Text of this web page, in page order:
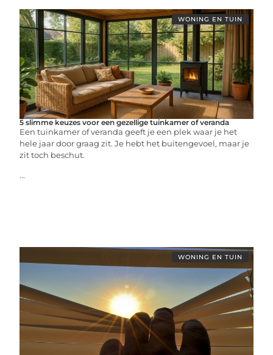
WONING EN TUIN
5 slimme keuzes voor een gezellige tuinkamer of veranda
Een tuinkamer of veranda geeft je een plek waar je het
hele jaar door graag zit. Je hebt het buitengevoel, maar je
zit toch beschut.
...
WONING EN TUIN